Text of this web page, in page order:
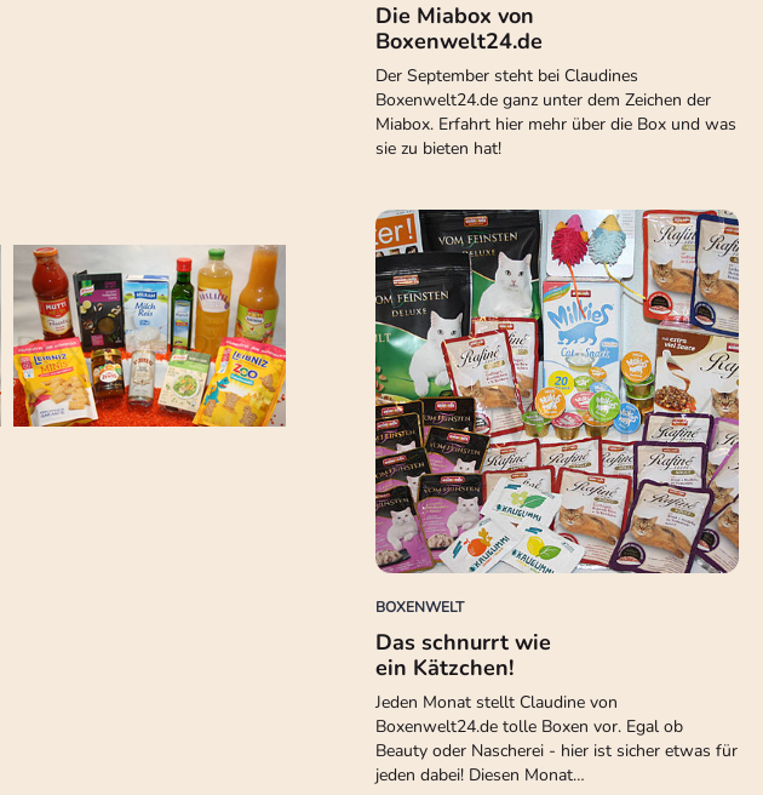
Die Miabox von
Boxenwelt24.de
Der September steht bei Claudines
Boxenwelt24.de ganz unter dem Zeichen der
Miabox. Erfahrt hier mehr über die Box und was
sie zu bieten hat!
BOXENWELT
Das schnurrt wie
ein Kätzchen!
Jeden Monat stellt Claudine von
Boxenwelt24.de tolle Boxen vor. Egal ob
Beauty oder Nascherei - hier ist sicher etwas für
jeden dabei! Diesen Monat…